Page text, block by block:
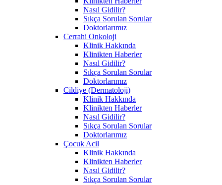
Nasıl Gidilir?
Sıkça Sorulan Sorular
Doktorlarımız
Cerrahi Onkoloji
Klinik Hakkında
Klinikten Haberler
Nasıl Gidilir?
Sıkça Sorulan Sorular
Doktorlarımız
Cildiye (Dermatoloji)
Klinik Hakkında
Klinikten Haberler
Nasıl Gidilir?
Sıkça Sorulan Sorular
Doktorlarımız
Çocuk Acil
Klinik Hakkında
Klinikten Haberler
Nasıl Gidilir?
Sıkça Sorulan Sorular